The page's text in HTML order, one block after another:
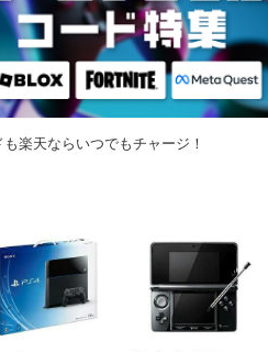
楽天ならいつでもチャージ！